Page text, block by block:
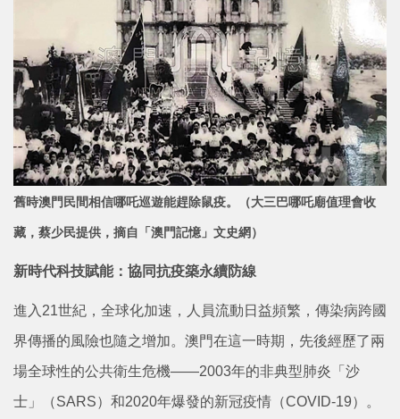
舊時澳門民間相信哪吒巡遊能趕除鼠疫。（大三巴哪吒廟值理會收
藏，蔡少民提供，摘自「澳門記憶」文史網）
新時代科技賦能：協同抗疫築永續防線
進入21世紀，全球化加速，人員流動日益頻繁，傳染病跨國
界傳播的風險也隨之增加。澳門在這一時期，先後經歷了兩
場全球性的公共衛生危機——2003年的非典型肺炎「沙
士」（SARS）和2020年爆發的新冠疫情（COVID-19）。